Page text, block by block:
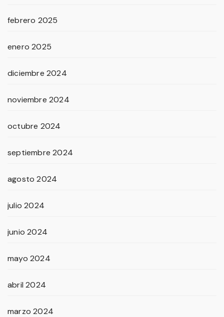
febrero 2025
enero 2025
diciembre 2024
noviembre 2024
octubre 2024
septiembre 2024
agosto 2024
julio 2024
junio 2024
mayo 2024
abril 2024
marzo 2024